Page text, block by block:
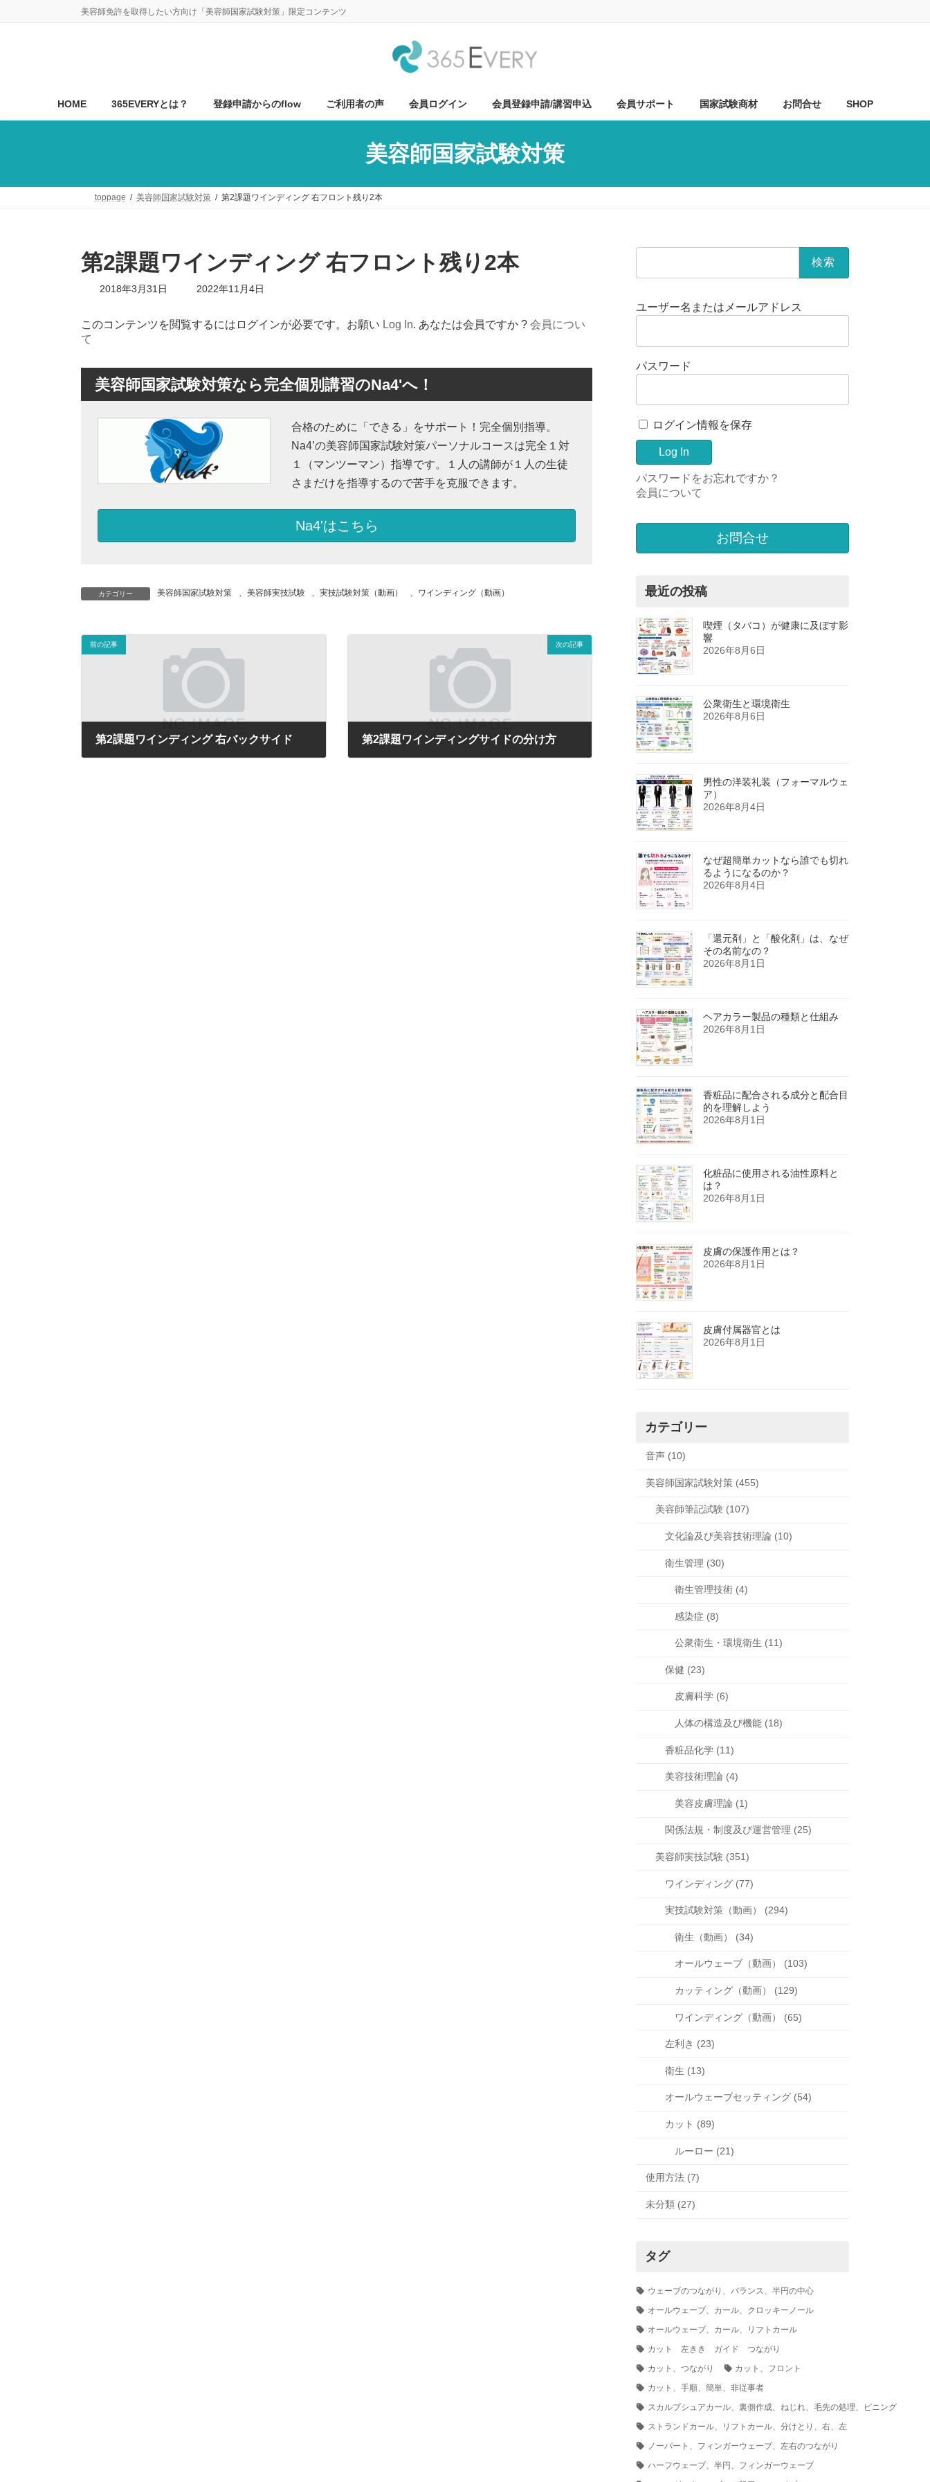
ッ
移
美容師免許を取得したい方向け「美容師国家試験対策」限定コンテンツ
HOME 365EVERYとは？ 登録申請からのflow ご利用者の声 会員ログイン 会員登録申請/講習申込 会員サポート 国家試験商材 お問合せ SHOP
美容師国家試験対策
toppage 美容師国家試験対策 第2課題ワインディング 右フロント残り2本
第2課題ワインディング 右フロント残り2本
2018年3月31日
最
新
2022年11月4日
このコンテンツを閲覧するにはログインが必要です。お願い Log In. あなたは会員ですか ? 会員につい
て
美容師国家試験対策なら完全個別講習のNa4'へ！
合格のために「できる」をサポート！完全個別指導。
Na4’の美容師国家試験対策パーソナルコースは完全１対
１（マンツーマン）指導です。１人の講師が１人の生徒
さまだけを指導するので苦手を克服できます。
Na4'はこちら
カテゴリー 美容師国家試験対策 美容師実技試験 、実技試験対策（動画） ワインディング（動画）
前の記事
第2課題ワインディング 右バックサイド
次の記事
第2課題ワインディングサイドの分け方
ユーザー名またはメールアドレス
パスワード
ログイン情報を保存
パスワードをお忘れですか？
会員について
お問合せ
最近の投稿
喫煙（タバコ）が健康に及ぼす影
響
2026年8月6日
公衆衛生と環境衛生
2026年8月6日
男性の洋装礼装（フォーマルウェ
ア）
2026年8月4日
なぜ超簡単カットなら誰でも切れ
るようになるのか？
2026年8月4日
「還元剤」と「酸化剤」は、なぜ
その名前なの？
2026年8月1日
ヘアカラー製品の種類と仕組み
2026年8月1日
香粧品に配合される成分と配合目
的を理解しよう
2026年8月1日
化粧品に使用される油性原料と
は？
2026年8月1日
皮膚の保護作用とは？
2026年8月1日
皮膚付属器官とは
2026年8月1日
カテゴリー
音声 (10)
美容師国家試験対策 (455)
美容師筆記試験 (107)
文化論及び美容技術理論 (10)
衛生管理 (30)
衛生管理技術 (4)
感染症 (8)
公衆衛生・環境衛生 (11)
保健 (23)
皮膚科学 (6)
人体の構造及び機能 (18)
香粧品化学 (11)
美容技術理論 (4)
美容皮膚理論 (1)
関係法規・制度及び運営管理 (25)
美容師実技試験 (351)
ワインディング (77)
実技試験対策（動画） (294)
衛生（動画） (34)
オールウェーブ（動画） (103)
カッティング（動画） (129)
ワインディング（動画） (65)
左利き (23)
衛生 (13)
オールウェーブセッティング (54)
カット (89)
ルーロー (21)
使用方法 (7)
未分類 (27)
タグ
ウェーブのつながり、バランス、半円の中心
オールウェーブ、カール、クロッキーノール
オールウェーブ、カール、リフトカール
カット 左きき ガイド つながり
カット、つながり
カット、フロント
カット、手順、簡単、非従事者
スカルプシュアカール、裏側作成、ねじれ、毛先の処理、ピニング
ストランドカール、リフトカール、分けとり、右、左
ノーパート、フィンガーウェーブ、左右のつながり
ハーフウェーブ、半円、フィンガーウェーブ